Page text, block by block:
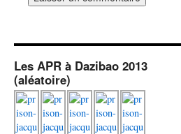
Les APR à Dazibao 2013
(aléatoire)